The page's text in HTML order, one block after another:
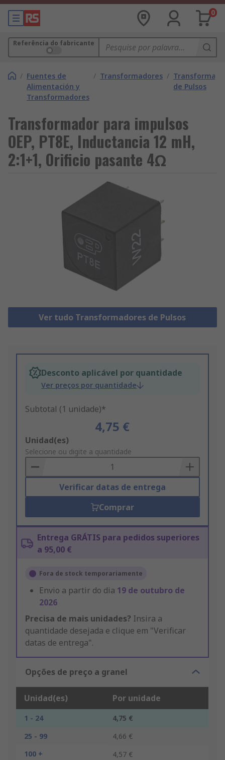
0
Referência do fabricante
/ Fuentes de
Alimentación y
Transformadores
/ Transformadores /
de Pulsos
Transformador para impulsos
OEP, PT8E, Inductancia 12 mH,
2:1+1, Orificio pasante 4Ω
Ver tudo Transformadores de Pulsos
Desconto aplicável por quantidade
Ver preços por quantidade
Subtotal (1 unidade)*
4,75 €
Add
to
Basket
Unidad(es)
Selecione ou digite a quantidade
Verificar datas de entrega
Comprar
Entrega GRÁTIS para pedidos superiores
a 95,00 €
Fora de stock temporariamente
Envio a partir do dia 19 de outubro de
2026
Precisa de mais unidades? Insira a
quantidade desejada e clique em "Verificar
datas de entrega".
Opções de preço a granel
Unidad(es) Por unidade
1 - 24
4,75 €
25 - 99
4,66 €
100 +
4,57 €